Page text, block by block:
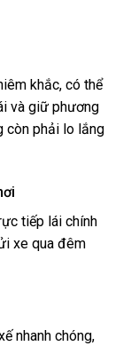
khắc, có thể
và giữ phương
còn phải lo lắng
tiếp lái chính
xe qua đêm
nhanh chóng,